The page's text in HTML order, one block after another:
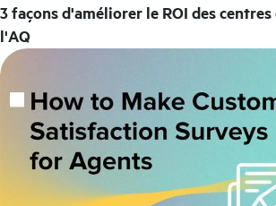
3 façons d'améliorer le ROI des
l'AQ